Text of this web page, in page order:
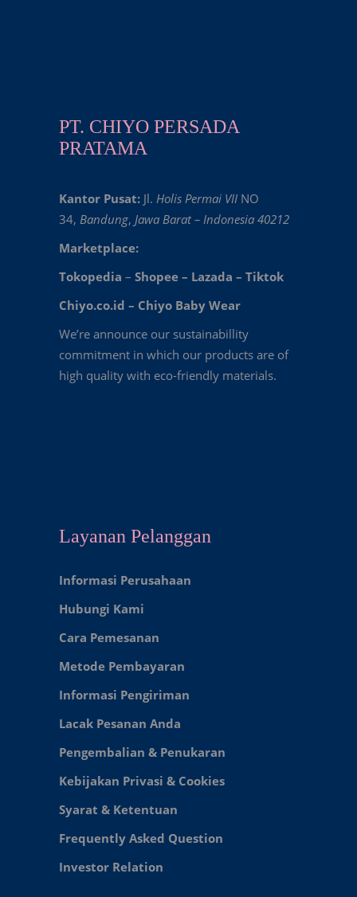
PT. CHIYO PERSADA
PRATAMA
Kantor Pusat: Jl. Holis Permai VII NO
34, Bandung, Jawa Barat – Indonesia 40212
Marketplace:
Tokopedia – Shopee – Lazada – Tiktok
Chiyo.co.id – Chiyo Baby Wear
We’re announce our sustainabillity
commitment in which our products are of
high quality with eco-friendly materials.
Layanan Pelanggan
Informasi Perusahaan
Hubungi Kami
Cara Pemesanan
Metode Pembayaran
Informasi Pengiriman
Lacak Pesanan Anda
Pengembalian & Penukaran
Kebijakan Privasi & Cookies
Syarat & Ketentuan
Frequently Asked Question
Investor Relation